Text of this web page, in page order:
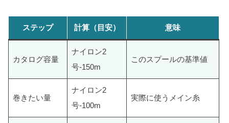
ステップ 計算（目安） 意味
カタログ容量
ナイロン2
号-150m
このスプールの基準値
巻きたい量
ナイロン2
号-100m
実際に使うメイン糸